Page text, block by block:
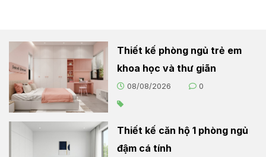
Thiết kế phòng ngủ trẻ em
khoa học và thư giãn
08/08/2026 0
Thiết kế căn hộ 1 phòng ngủ
đậm cá tính